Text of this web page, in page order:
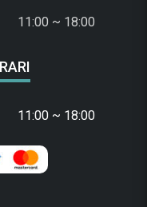
11:00 ~ 18:00
11:00 ~ 18:00